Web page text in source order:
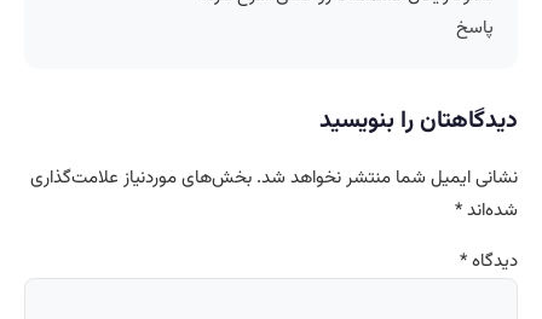
پاسخ
دیدگاهتان را بنویسید
نشانی ایمیل شما منتشر نخواهد شد. بخش‌های موردنیاز علامت‌گذاری
شده‌اند*
دیدگاه*